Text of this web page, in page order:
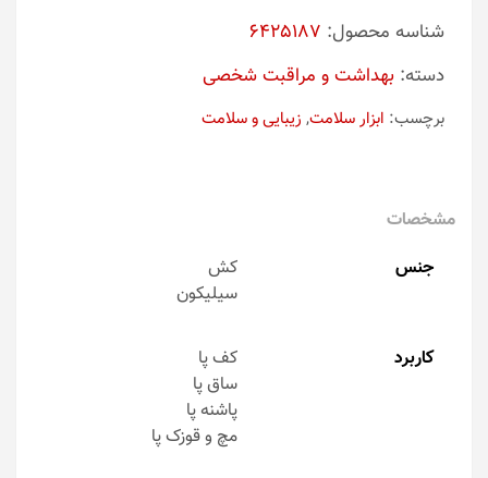
شناسه محصول: 6425187
دسته: بهداشت و مراقبت شخصی
برچسب: ابزار سلامت, زیبایی و سلامت
مشخصات
جنس
کش
سیلیکون
کاربرد
کف پا
ساق پا
پاشنه پا
مچ و قوزک پا